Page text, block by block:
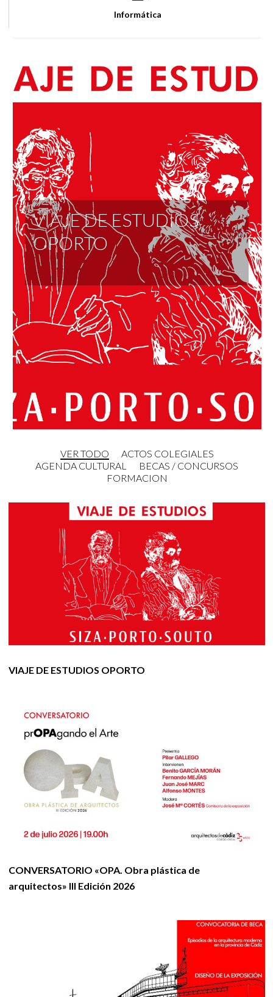
Informática
VIAJE DE ESTUDIOS
OPORTO
VER TODO
ACTOS COLEGIALES
AGENDA CULTURAL
BECAS / CONCURSOS
FORMACION
VIAJE DE ESTUDIOS OPORTO
CONVERSATORIO «OPA. Obra plástica de
arquitectos» III Edición 2026